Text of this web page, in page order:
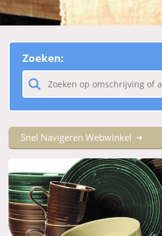
Zoeken:
Snel Navigeren Webwinkel